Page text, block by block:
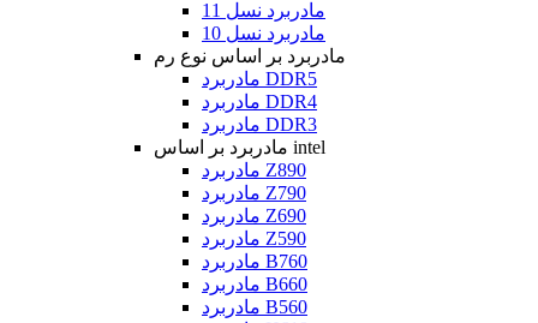
مادربرد نسل 11
مادربرد نسل 10
مادربرد بر اساس نوع رم
مادربرد DDR5
مادربرد DDR4
مادربرد DDR3
مادربرد بر اساس intel
مادربرد Z890
مادربرد Z790
مادربرد Z690
مادربرد Z590
مادربرد B760
مادربرد B660
مادربرد B560